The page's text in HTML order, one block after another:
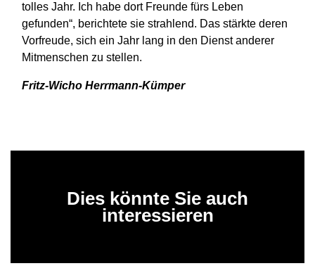
tolles Jahr. Ich habe dort Freunde fürs Leben
gefunden“, berichtete sie strahlend. Das stärkte deren
Vorfreude, sich ein Jahr lang in den Dienst anderer
Mitmenschen zu stellen.
Fritz-Wicho Herrmann-Kümper
Dies könnte Sie auch
interessieren